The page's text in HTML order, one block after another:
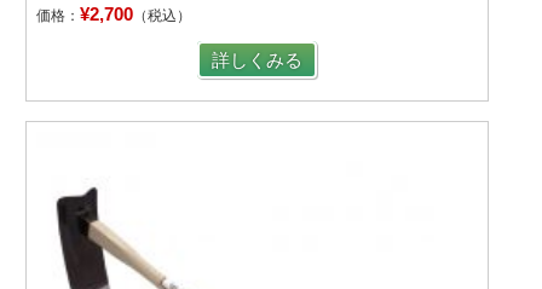
価格：¥2,700 （税込）
詳しくみる